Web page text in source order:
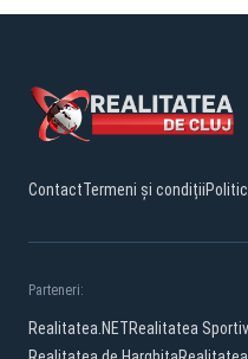
ContactTermeni și condiții
Parteneri:
Realitatea.NETRealitatea